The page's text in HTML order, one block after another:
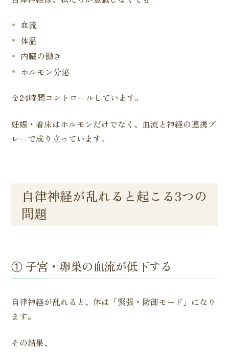
血流
体温
内臓の働き
ホルモン分泌
を24時間コントロールしています。
妊娠・着床はホルモンだけでなく、血流と神経の連携プ
レーで成り立っています。
自律神経が乱れると起こる3つの
問題
① 子宮・卵巣の血流が低下する
自律神経が乱れると、体は「緊張・防御モード」になり
ます。
その結果、